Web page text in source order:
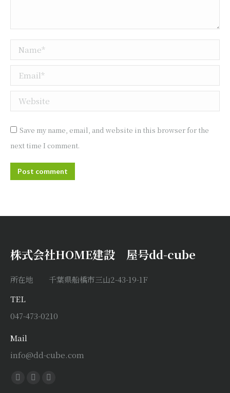
Name *
Email *
Website
Save my name, email, and website in this browser for the
next time I comment.
Post comment
株式会社HOME建設 屋号dd-cube
所在地 千葉県船橋市三山2-43-19-1F
TEL
047-473-0210
Mail
info@dd-cube.com
Find us on:
Facebook
X
Instagram